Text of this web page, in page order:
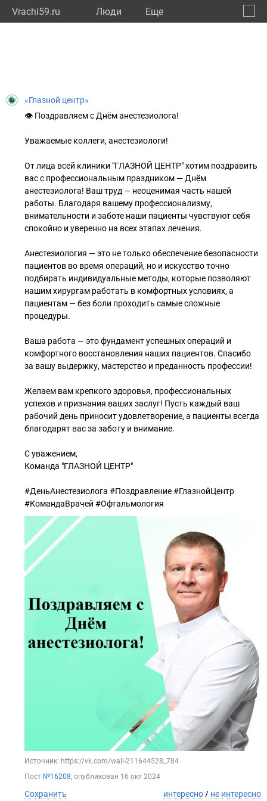
Vrachi59.ru Люди Eще
«Глазной центр»
👁 Поздравляем с Днём анестезиолога!
Уважаемые коллеги, анестезиологи!
От лица всей клиники "ГЛАЗНОЙ ЦЕНТР" хотим поздравить
вас с профессиональным праздником — Днём
анестезиолога! Ваш труд — неоценимая часть нашей
работы. Благодаря вашему профессионализму,
внимательности и заботе наши пациенты чувствуют себя
спокойно и уверенно на всех этапах лечения.
Анестезиология — это не только обеспечение безопасности
пациентов во время операций, но и искусство точно
подбирать индивидуальные методы, которые позволяют
нашим хирургам работать в комфортных условиях, а
пациентам — без боли проходить самые сложные
процедуры.
Ваша работа — это фундамент успешных операций и
комфортного восстановления наших пациентов. Спасибо
за вашу выдержку, мастерство и преданность профессии!
Желаем вам крепкого здоровья, профессиональных
успехов и признания ваших заслуг! Пусть каждый ваш
рабочий день приносит удовлетворение, а пациенты всегда
благодарят вас за заботу и внимание.
С уважением,
Команда "ГЛАЗНОЙ ЦЕНТР"
#ДеньАнестезиолога #Поздравление #ГлазнойЦентр
#КомандаВрачей #Офтальмология
Источник: https://vk.com/wall-211644528_784
Пост №16208, опубликован 16 окт 2024
Сохранить интересно / не интересно